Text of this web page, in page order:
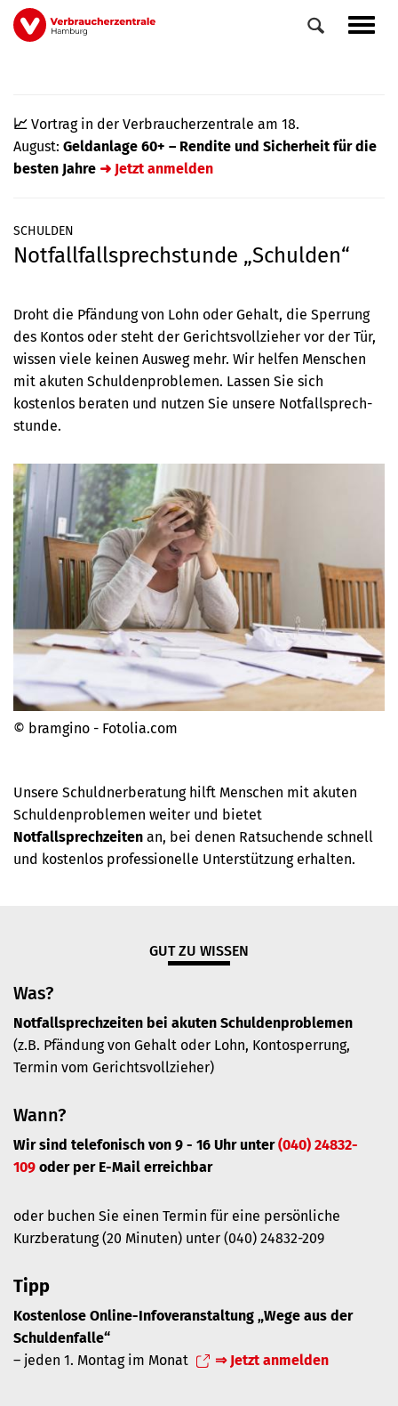
Direkt
zum
📈 Vortrag in der Verbraucherzentrale am 18.
August: Geldanlage 60+ – Rendite und Sicherheit für die
besten Jahre ➜ Jetzt anmelden
Veranstaltungen
0
SCHULDEN
Notfallfallsprechstunde „Schulden“
Droht die Pfändung von Lohn oder Gehalt, die Sperrung
des Kontos oder steht der Gerichtsvollzieher vor der Tür,
wissen viele keinen Ausweg mehr. Wir helfen Menschen
mit akuten Schuldenproblemen. Lassen Sie sich
kostenlos beraten und nutzen Sie unsere Notfall­sprech­
stunde.
© bramgino - Fotolia.com
Unsere Schuldnerberatung hilft Menschen mit akuten
Schuldenproblemen weiter und bietet
Notfallsprechzeiten an, bei denen Ratsuchende schnell
und kostenlos professionelle Unterstützung erhalten.
GUT ZU WISSEN
Was?
Notfallsprechzeiten bei akuten Schuldenproblemen
(z.B. Pfändung von Gehalt oder Lohn, Kontosperrung,
Termin vom Gerichtsvollzieher)
Wann?
Wir sind telefonisch von 9 - 16 Uhr unter(040) 24832-
109 oder per E-Mail erreichbar
oder buchen Sie einen Termin für eine persönliche
Kurzberatung (20 Minuten) unter (040) 24832-209
Tipp
Kostenlose Online-Infoveranstaltung „Wege aus der
Schuldenfalle“
– jeden 1. Montag im Monat
⇒ Jetzt anmelden